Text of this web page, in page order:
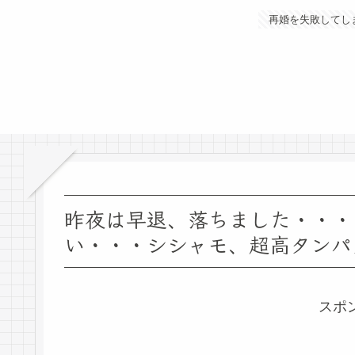
再婚を失敗してし
昨夜は早退、落ちました・・
い・・・シシャモ、超高タン
スポ